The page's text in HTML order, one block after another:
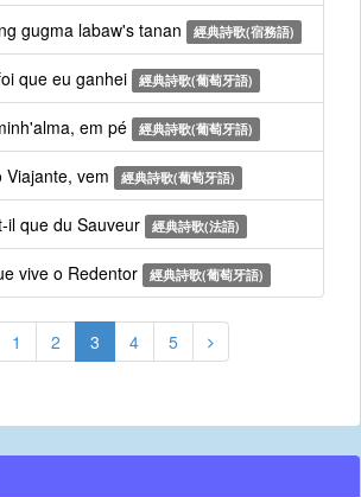
gugma labaw's tanan 經典詩歌(宿務語)
que eu ganhei 經典詩歌(葡萄牙語)
em pé 經典詩歌(葡萄牙語)
vem 經典詩歌(葡萄牙語)
que du Sauveur 經典詩歌(法語)
vive o Redentor 經典詩歌(葡萄牙語)
1 2 3 4 5